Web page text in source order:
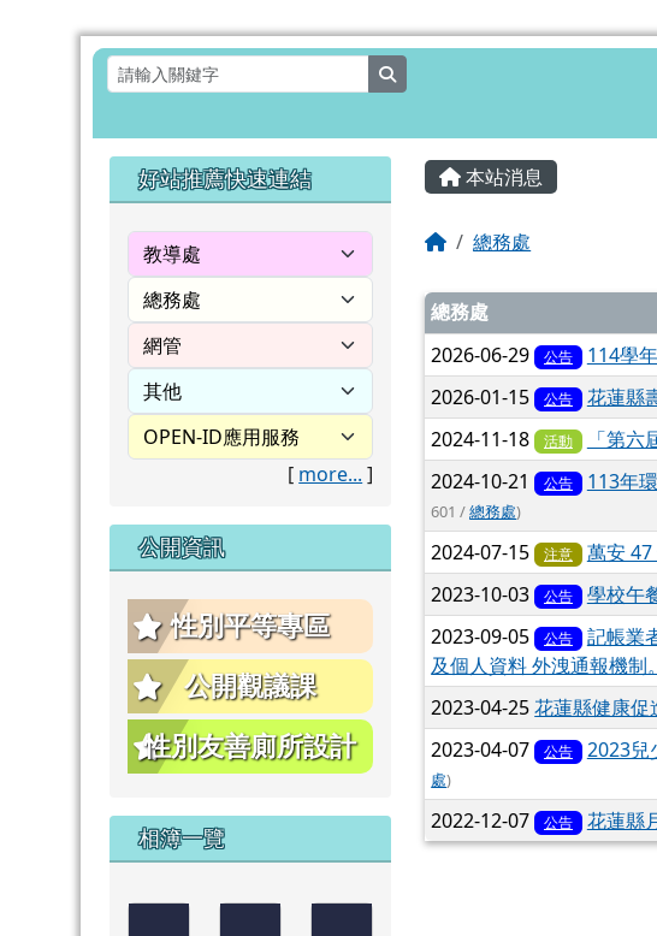
跳至主內容區
花蓮縣壽豐鄉月眉國民小學全
左邊區域內容
好站推薦快速連結
[ more... ]
公開資訊
性別平等專區
公開觀議課
性別友善廁所設計
相簿一覽
主內容區域
本站消息
回首頁總務處
文章列表
總務處
2026-06-29 公告 114學
2026-01-15 公告 花蓮縣
2024-11-18 活動 「第
2024-10-21 公告 113年
601 /總務處)
2024-07-15 注意 萬安
2023-10-03 公告 學校午
2023-09-05 公告
記帳業
及個人資料 外洩通報機制。
2023-04-25花蓮縣健康促
2023-04-07 公告 2023兒
處)
2022-12-07 公告 花蓮縣
頁尾區域